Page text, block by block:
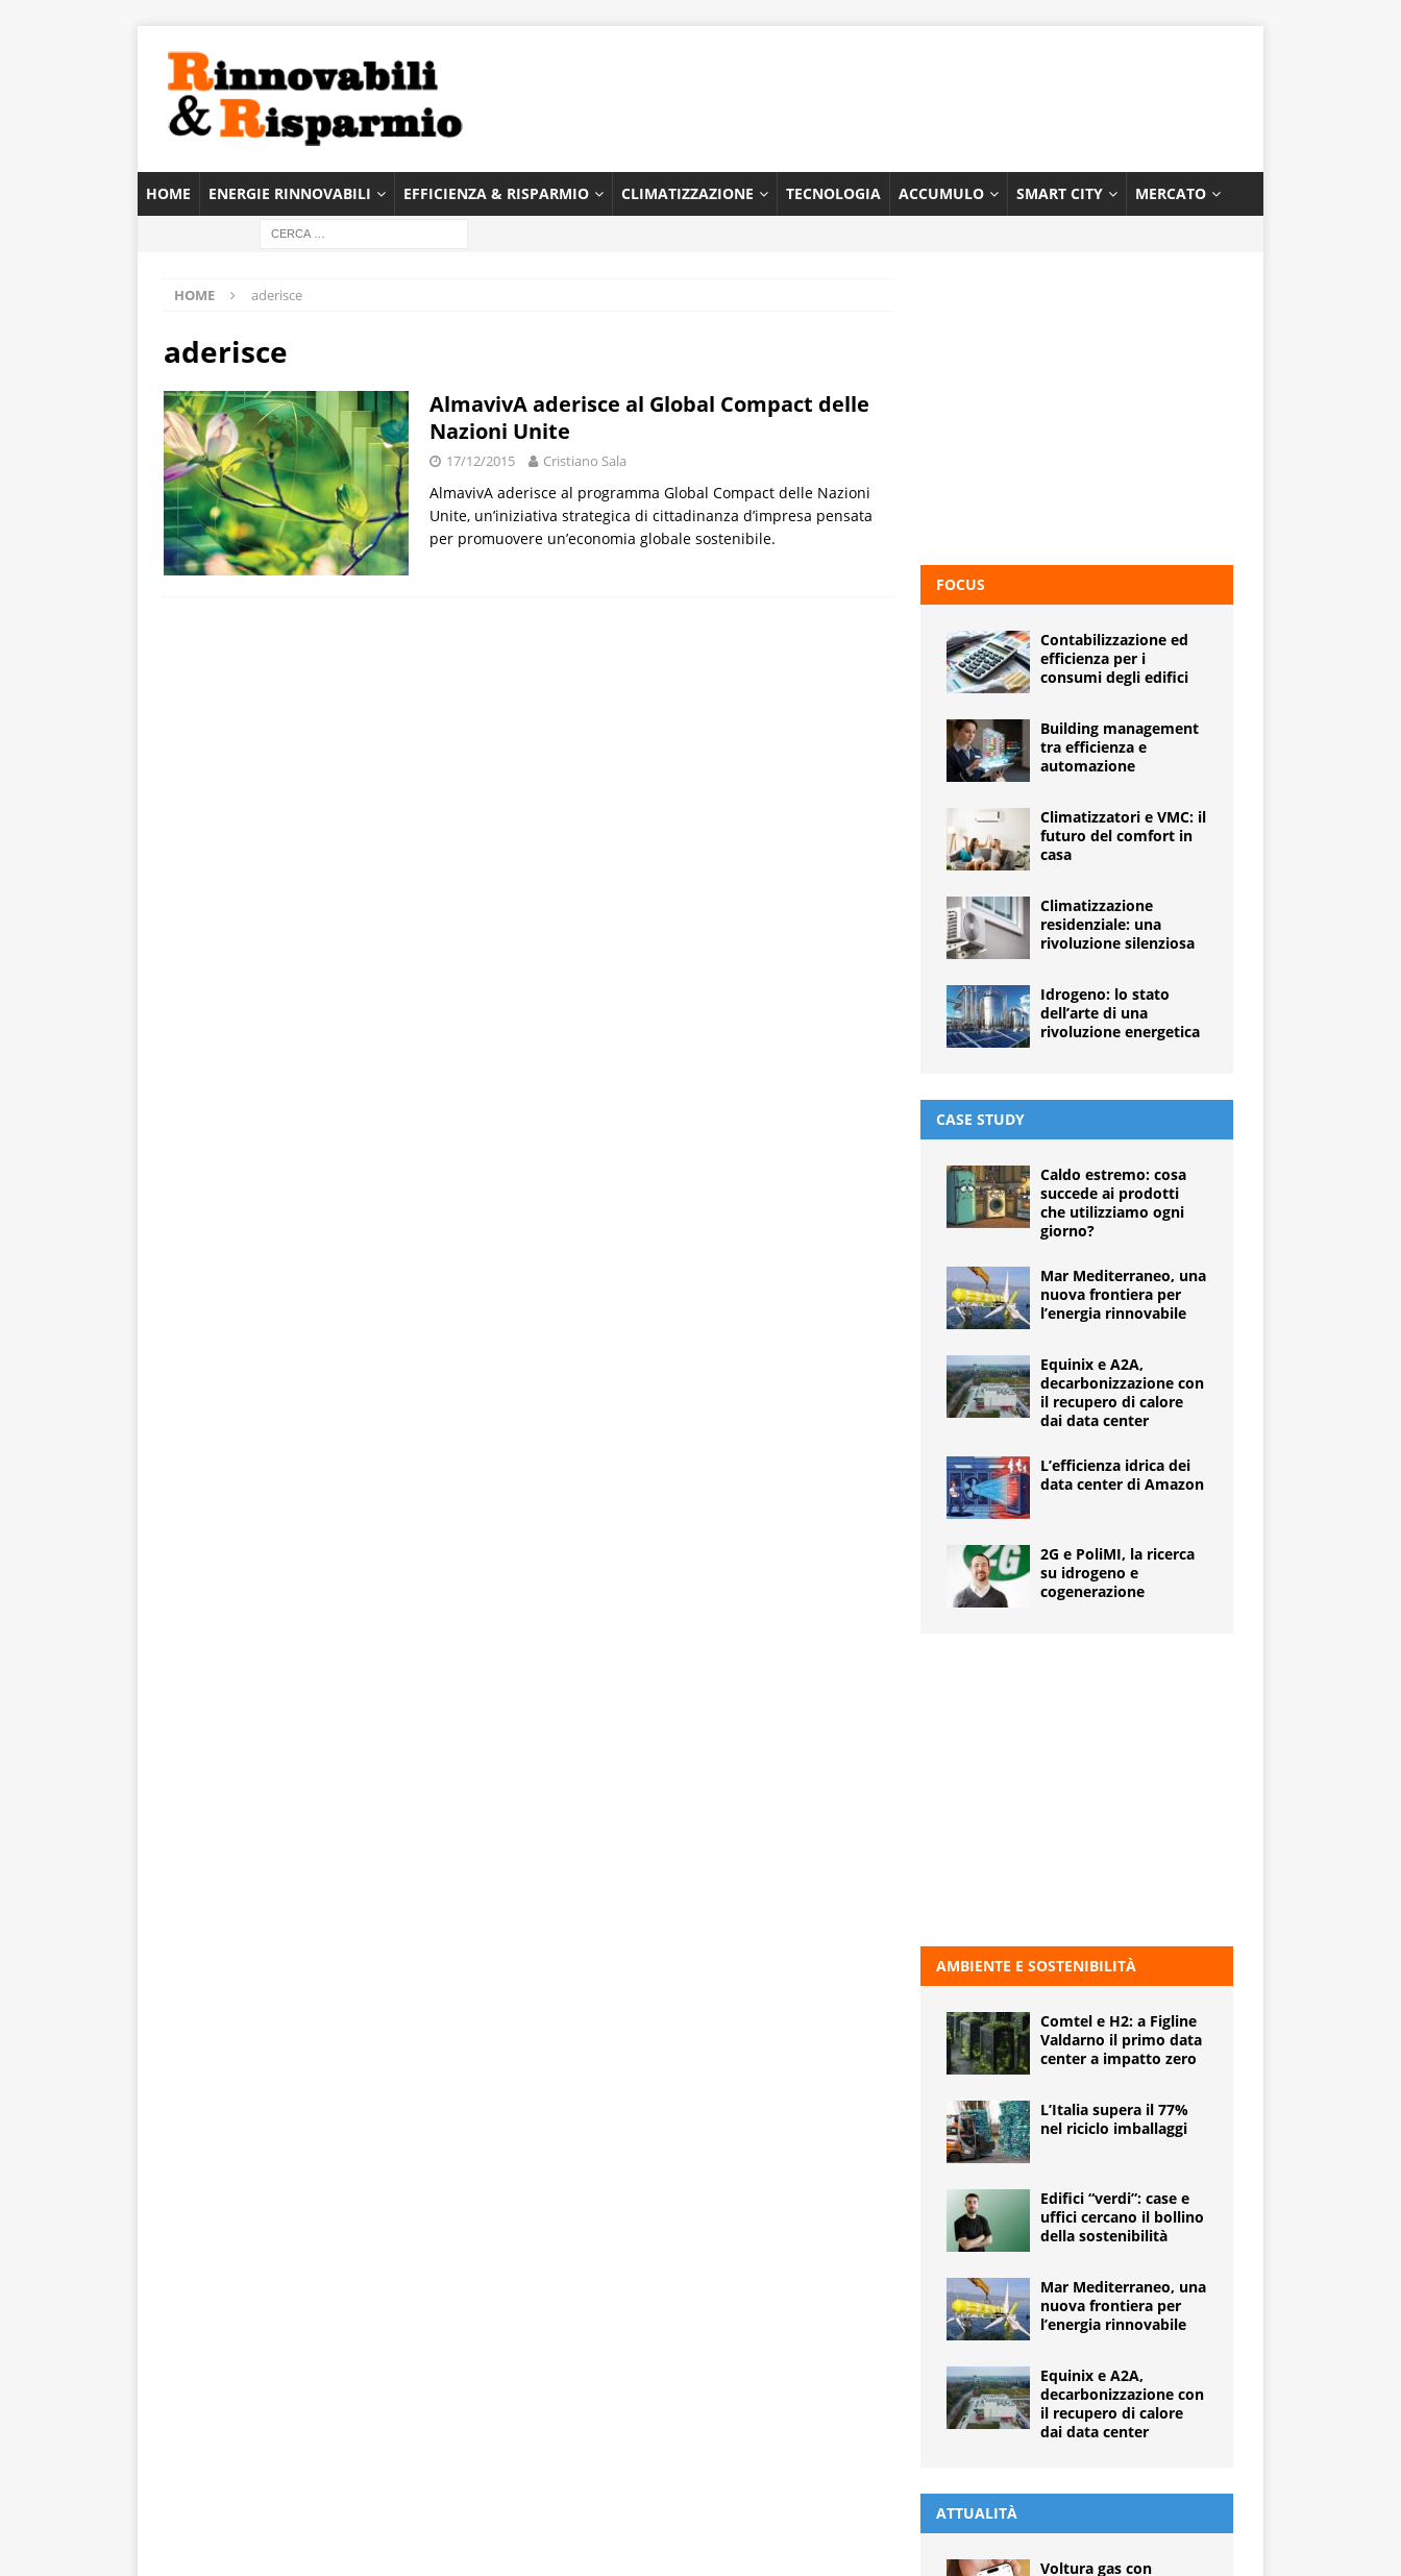
HOME ENERGIE RINNOVABILI EFFICIENZA & RISPARMIO CLIMATIZZAZIONE TECNOLOGIA ACCUMULO SMART CITY MERCATO
HOME aderisce
aderisce
AlmavivA aderisce al Global Compact delle
Nazioni Unite
17/12/2015 Cristiano Sala
AlmavivA aderisce al programma Global Compact delle Nazioni
Unite, un’iniziativa strategica di cittadinanza d’impresa pensata
per promuovere un’economia globale sostenibile.
FOCUS
Contabilizzazione ed
efficienza per i
consumi degli edifici
Building management
tra efficienza e
automazione
Climatizzatori e VMC: il
futuro del comfort in
casa
Climatizzazione
residenziale: una
rivoluzione silenziosa
Idrogeno: lo stato
dell’arte di una
rivoluzione energetica
CASE STUDY
Caldo estremo: cosa
succede ai prodotti
che utilizziamo ogni
giorno?
Mar Mediterraneo, una
nuova frontiera per
l’energia rinnovabile
Equinix e A2A,
decarbonizzazione con
il recupero di calore
dai data center
L’efficienza idrica dei
data center di Amazon
2G e PoliMI, la ricerca
su idrogeno e
cogenerazione
AMBIENTE E SOSTENIBILITÀ
Comtel e H2: a Figline
Valdarno il primo data
center a impatto zero
L’Italia supera il 77%
nel riciclo imballaggi
Edifici “verdi”: case e
uffici cercano il bollino
della sostenibilità
Mar Mediterraneo, una
nuova frontiera per
l’energia rinnovabile
Equinix e A2A,
decarbonizzazione con
il recupero di calore
dai data center
ATTUALITÀ
Voltura gas con